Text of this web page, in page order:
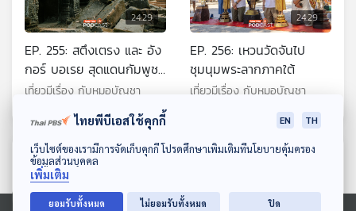
ดาวน์โหลด Thai PBS Podcast Application
24:29
EP. 255: สตึงเตรง และ อัง
กอร์ บอเรย สุดแดนกัมพูชา
ที่หมอบัญชาอาจไม่ได้ไป
เที่ยวมีเรื่อง กับหมอบัญชา
24:29
EP. 256: เหวนวัดจันไป
ชุมนุมพระลากภาคใต้
เที่ยวมีเรื่อง กับหมอบัญชา
ตอนที่เกี่ยวข้อง
ไทยพีบีเอสใช้คุกกี้ EN TH
เว็บไซต์ของเรามีการจัดเก็บคุกกี้ โปรดศึกษาเพิ่มเติมที่นโยบายคุ้มครอง
ข้อมูลส่วนบุคคล
เพิ่มเติม
ยอมรับทั้งหมด ไม่ยอมรับทั้งหมด ปิด